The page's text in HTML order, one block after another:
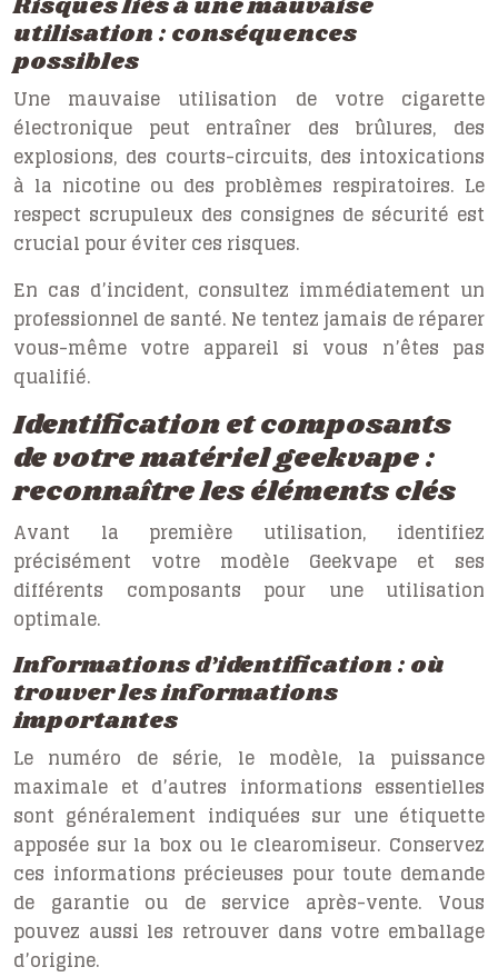
utilisation : conséquences
possibles
Une mauvaise utilisation de votre cigarette
électronique peut entraîner des brûlures, des
explosions, des courts-circuits, des intoxications
à la nicotine ou des problèmes respiratoires. Le
respect scrupuleux des consignes de sécurité est
crucial pour éviter ces risques.
En cas d’incident, consultez immédiatement un
professionnel de santé. Ne tentez jamais de réparer
vous-même votre appareil si vous n’êtes pas
qualifié.
Identification et composants
de votre matériel geekvape :
reconnaître les éléments clés
Avant la première utilisation, identifiez
précisément votre modèle Geekvape et ses
différents composants pour une utilisation
optimale.
Informations d’identification : où
trouver les informations
importantes
Le numéro de série, le modèle, la puissance
maximale et d’autres informations essentielles
sont généralement indiquées sur une étiquette
apposée sur la box ou le clearomiseur. Conservez
ces informations précieuses pour toute demande
de garantie ou de service après-vente. Vous
pouvez aussi les retrouver dans votre emballage
d’origine.